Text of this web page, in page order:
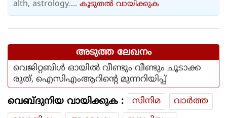
alth, astrology.... കൂടുതല്‍ വായിക്കുക
അടുത്ത ലേഖനം
വെജിറ്റബിള്‍ ഓയില്‍ വീണ്ടും വീണ്ടും ചൂടാക്ക
രുത്, ഐസിഎംആറിന്റെ മുന്നറിയിപ്പ്
വെബ്ദുനിയ വായിക്കുക : സിനിമ
വാര്‍ത്ത